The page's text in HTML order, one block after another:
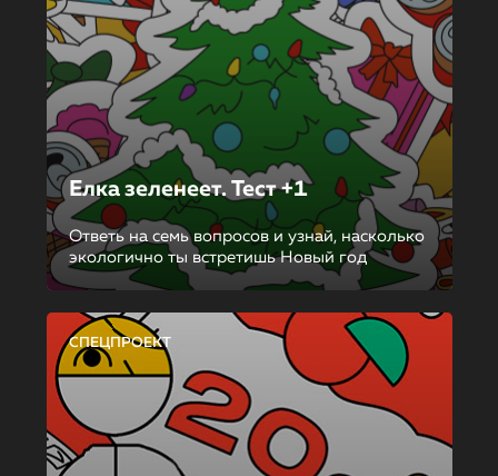
Елка зеленеет. Тест +1
Ответь на семь вопросов и узнай, насколько
экологично ты встретишь Новый год
СПЕЦПРОЕКТ